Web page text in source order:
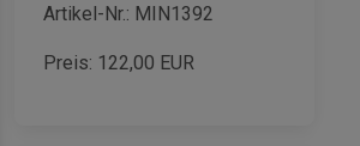
Artikel-Nr.: MIN1392
Preis: 122,00 EUR